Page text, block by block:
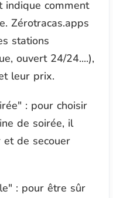
indique comment
Zérotracas.apps
stations
ouvert 24/24....),
leur prix.
: pour choisir
de soirée, il
de secouer
: pour être sûr